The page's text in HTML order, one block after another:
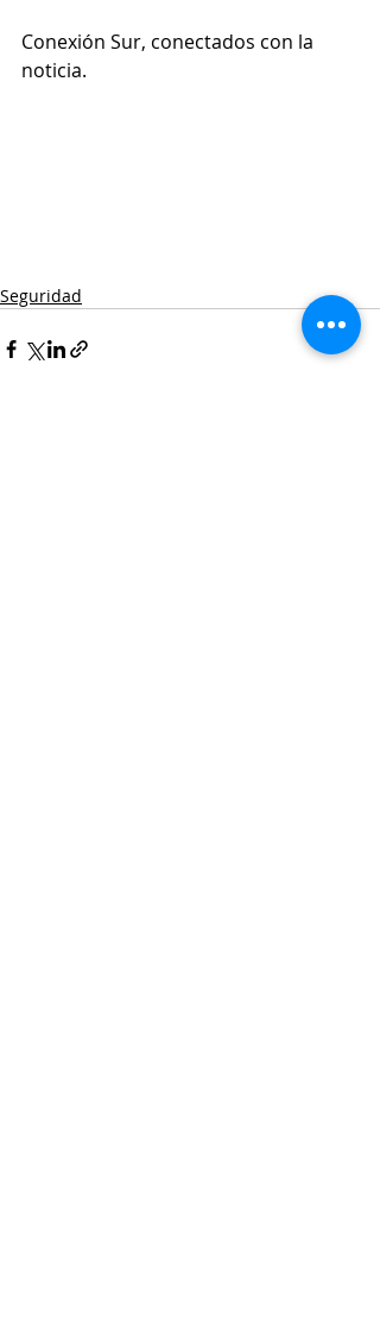
Conexión Sur, conectados con la
noticia.
Seguridad